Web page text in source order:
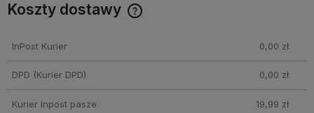
Koszty dostawy
InPost Kurier 0,00 zł
DPD (Kurier DPD) 0,00 zł
Kurier Inpost pasze 19,99 zł